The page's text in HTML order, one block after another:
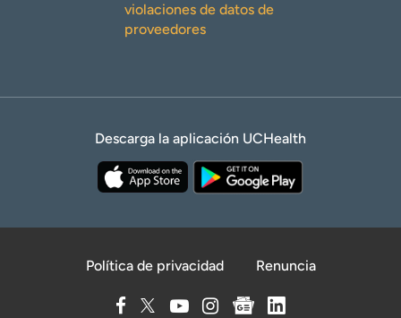
violaciones de datos de
proveedores
Descarga la aplicación UCHealth
Política de privacidad Renuncia